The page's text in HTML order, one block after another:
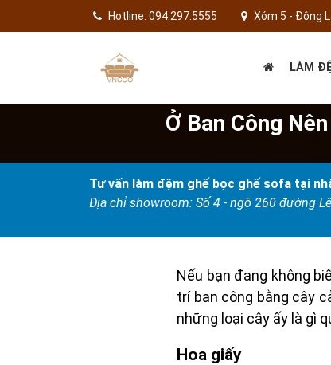
Hotline: 094.297.5555 Xóm 5 - Đông
LÀM
Ở Ban Công
Tư vấn làm đệm ghế bọc ghế sofa tại
Địa chỉ showroom: Số 4 - ngõ 260 đường
Nếu bạn đang không
trí ban công bằng cây
những loại cây ấy là gì
Hoa giấy